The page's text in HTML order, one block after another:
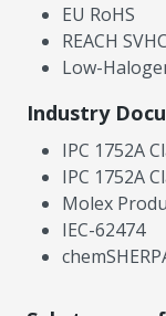
EU RoHS
REACH SVHC
Low-
Industry
IPC 1752A
IPC 1752A
Molex
IEC-62474